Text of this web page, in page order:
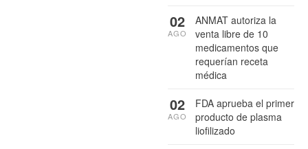
ANMAT autoriza la
venta libre de 10
medicamentos que
requerían receta
médica
02
AGO
FDA aprueba el primer
producto de plasma
liofilizado
02
AGO